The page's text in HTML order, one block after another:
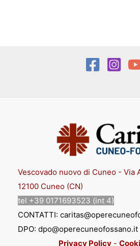
Vescovado nuovo di Cuneo - Via
12100 Cuneo (CN)
tel +39 0171693523 (int 4)
CONTATTI:
DPO: dpo@operecuneofossano.it
Privacy Policy -